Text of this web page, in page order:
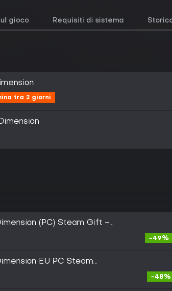
gioco Requisiti di sistema
tra 2 giorni
(PC) Steam Gift -
-49%
EU PC Steam
-48%